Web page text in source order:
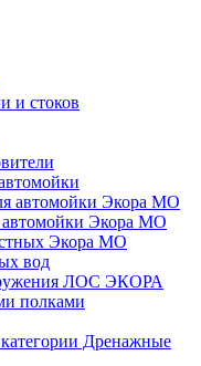
и стоков
автомойки Экора МО
автомойки Экора МО
Экора МО
вод
ЛОС ЭКОРА
полками
Дренажные